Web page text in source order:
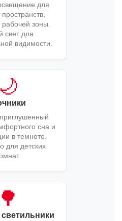
для
зоны.
свет для
видимости.
🌙
сна и
в темноте.
для детских
🌳